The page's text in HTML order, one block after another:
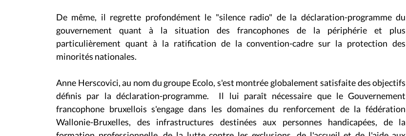
De même, il regrette profondément le "silence radio" de la déclaration-programme du
gouvernement quant à la situation des francophones de la périphérie et plus
particulièrement quant à la ratification de la convention-cadre sur la protection des
minorités nationales.
Anne Herscovici, au nom du groupe Ecolo, s'est montrée globalement satisfaite des objectifs
définis par la déclaration-programme. Il lui paraît nécessaire que le Gouvernement
francophone bruxellois s'engage dans les domaines du renforcement de la fédération
Wallonie-Bruxelles, des infrastructures destinées aux personnes handicapées, de la